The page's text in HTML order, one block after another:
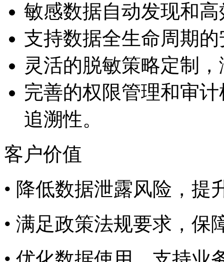
敏感数据自动发现和
支持数据全生命周期
灵活的脱敏策略定制
完善的权限管理和审计
追溯性。
客户价值
• 降低数据泄露风险，
• 满足政策法规要求，